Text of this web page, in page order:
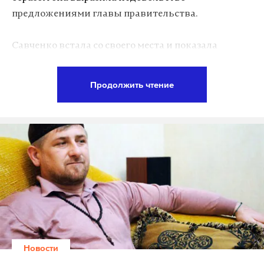
предложениями главы правительства.
Савченко встала со своего места и показала
Подпишитесь на Daily Storm в
работает там, где тормозит интернет.
А еще мы есть в Telegram
Макс Telegram
Дзен VK
Продолжить чтение
Новости